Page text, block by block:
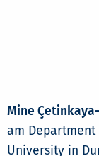
Mine
am
University in